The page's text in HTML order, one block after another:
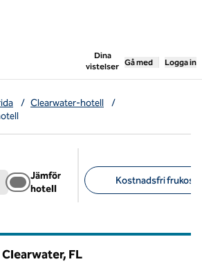
Dina
vistelser
,öppnar ny flik
Gå med Logga in
/ Clearwater-hotell
/
Jämför
hotell
Kostnadsfri frukost
FL